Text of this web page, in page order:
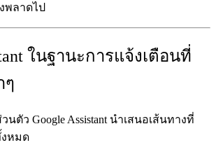
พลาดไป
ในฐานะการแจ้งเตือนที่
ๆ
ตัว Google Assistant นำเสนอเส้นทางที่
งหมด